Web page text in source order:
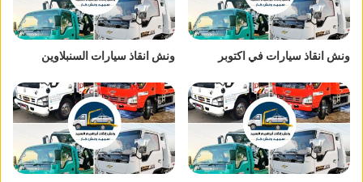
ونش انقاذ سيارات في اكتوبر ونش انقاذ سيارات السنبلاوين